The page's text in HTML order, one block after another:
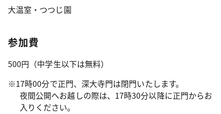
大温室・つつじ園
参加費
500円（中学生以下は無料）
※17時00分で正門、深大寺門は閉門いたします。
夜間公開へお越しの際は、17時30分以降に正門からお
入りください。